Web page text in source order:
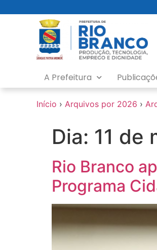
conteúdo
A Prefeitura
Início › Arquivos por 2026 ›
Dia: 11 de
Rio Branco
Programa